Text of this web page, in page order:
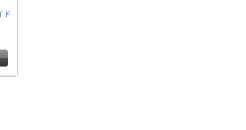
ド